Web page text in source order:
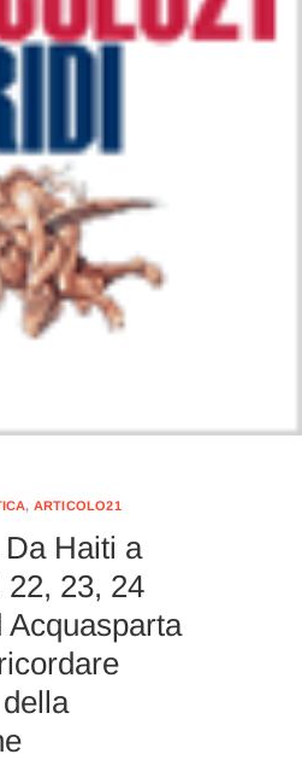
, ARTICOLO21
Haiti a
22, 23, 24
Acquasparta